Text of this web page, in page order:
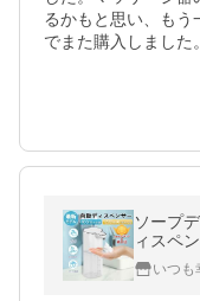
るかもと思い、も
でまた購入しました。
ソープ
ィスペ
ル
壁掛け
いつも